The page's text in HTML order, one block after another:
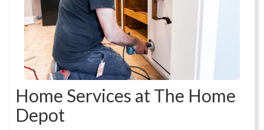
Home Services at The Home
Depot